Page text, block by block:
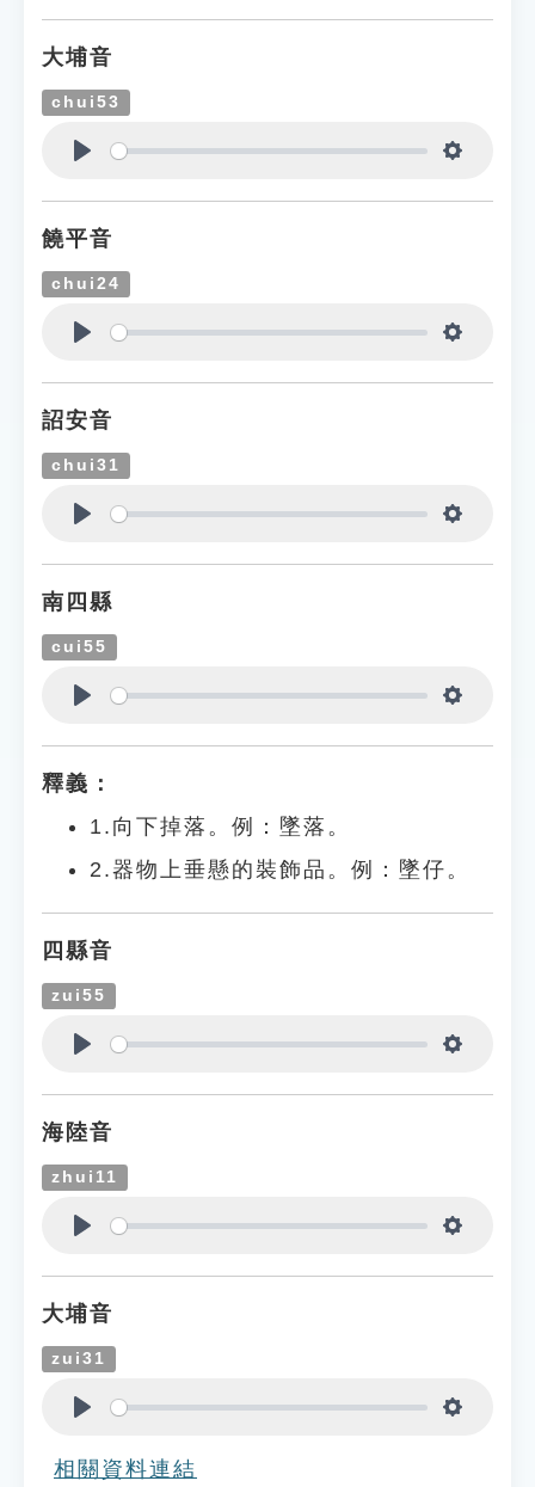
大埔音
chui53
饒平音
chui24
詔安音
chui31
南四縣
cui55
釋義：
1.向下掉落。例：墜落。
2.器物上垂懸的裝飾品。例：墜仔。
四縣音
zui55
海陸音
zhui11
大埔音
zui31
相關資料連結